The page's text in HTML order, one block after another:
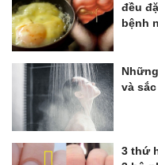
đều
bệnh
và
3 thứ